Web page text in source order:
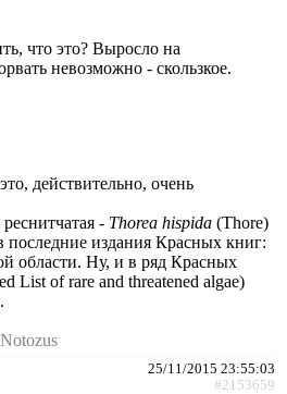
что это? Выросло на
невозможно - скользкое.
действительно, очень
- Thorea hispida (Thore)
последние издания Красных книг:
области. Ну, и в ряд Красных
List of rare and threatened algae)
25/11/2015 23:55:03
#2153659